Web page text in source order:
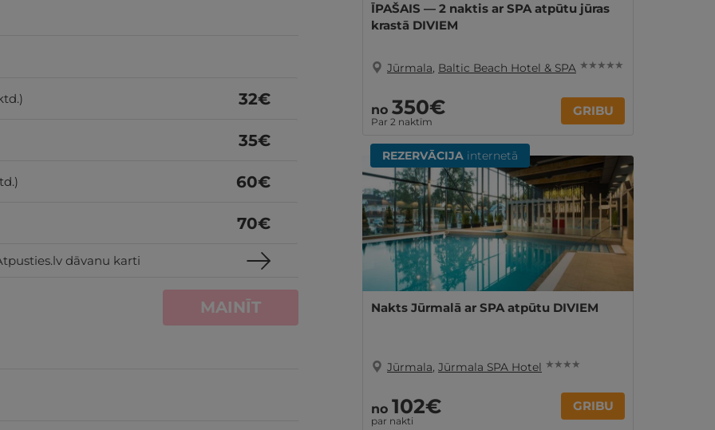
32€
35€
60€
70€
dāvanu karti
MAINĪT
ĪPAŠAIS — 2 naktis ar SPA atpūtu jūras
krastā DIVIEM
Jūrmala, Baltic Beach Hotel & SPA ★ ★ ★ ★ ★
no 350€
Par 2 naktīm
GRIBU
REZERVĀCIJA internetā
Nakts Jūrmalā ar SPA atpūtu DIVIEM
Jūrmala, Jūrmala SPA Hotel ★ ★ ★ ★
no 102€
par nakti
GRIBU